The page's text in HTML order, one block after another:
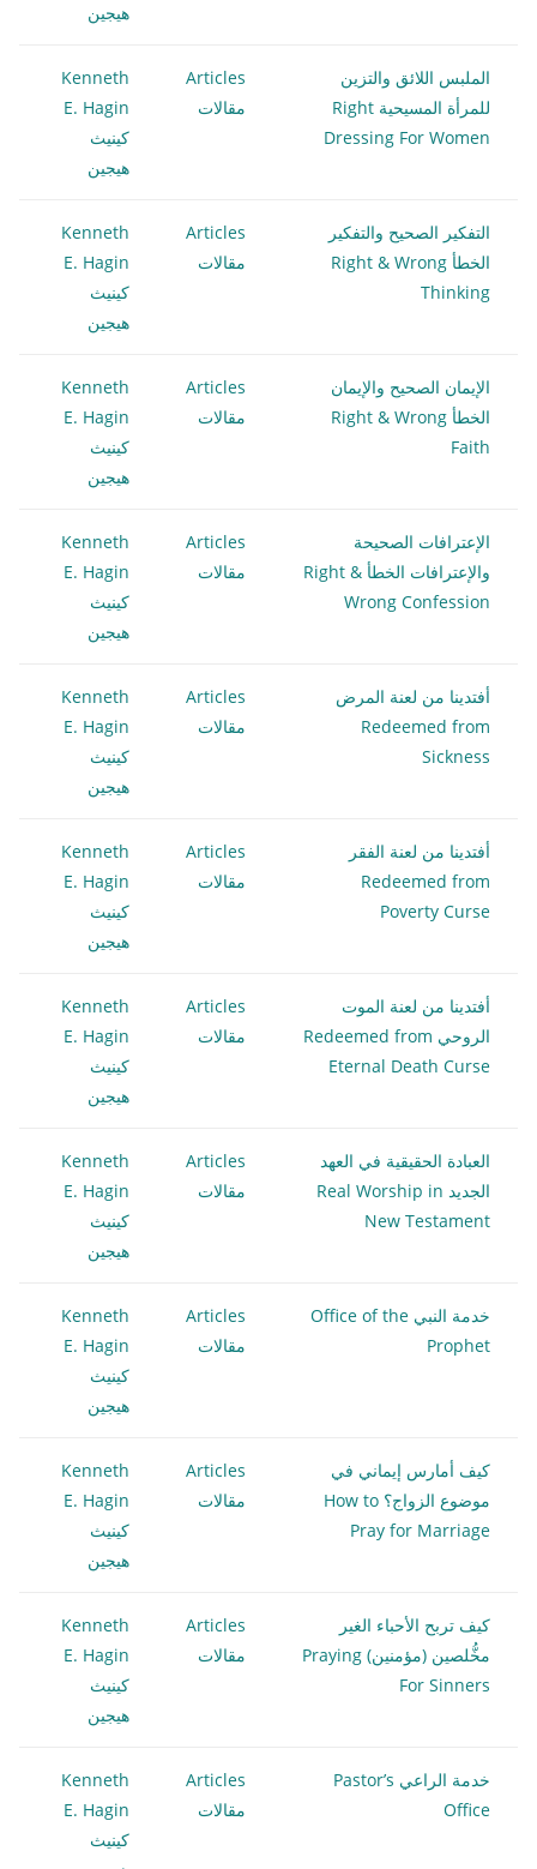
هيجين
الملبس اللائق والتزين
للمرأة المسيحية Right
Dressing For Women
Articles
مقالات
Kenneth
E. Hagin
كينيث
هيجين
التفكير الصحيح والتفكير
الخطأ Right & Wrong
Thinking
Articles
مقالات
Kenneth
E. Hagin
كينيث
هيجين
الإيمان الصحيح والإيمان
الخطأ Right & Wrong
Faith
Articles
مقالات
Kenneth
E. Hagin
كينيث
هيجين
الإعترافات الصحيحة
والإعترافات الخطأ Right &
Wrong Confession
Articles
مقالات
Kenneth
E. Hagin
كينيث
هيجين
أفتدينا من لعنة المرض
Redeemed from
Sickness
Articles
مقالات
Kenneth
E. Hagin
كينيث
هيجين
أفتدينا من لعنة الفقر
Redeemed from
Poverty Curse
Articles
مقالات
Kenneth
E. Hagin
كينيث
هيجين
أفتدينا من لعنة الموت
الروحي Redeemed from
Eternal Death Curse
Articles
مقالات
Kenneth
E. Hagin
كينيث
هيجين
العبادة الحقيقية في العهد
الجديد Real Worship in
New Testament
Articles
مقالات
Kenneth
E. Hagin
كينيث
هيجين
خدمة النبي Office of the
Prophet
Articles
مقالات
Kenneth
E. Hagin
كينيث
هيجين
كيف أمارس إيماني في
موضوع الزواج؟ How to
Pray for Marriage
Articles
مقالات
Kenneth
E. Hagin
كينيث
هيجين
كيف تربح الأحباء الغير
مخُّلصين (مؤمنين) Praying
For Sinners
Articles
مقالات
Kenneth
E. Hagin
كينيث
هيجين
خدمة الراعي Pastor’s
Office
Articles
مقالات
Kenneth
E. Hagin
كينيث